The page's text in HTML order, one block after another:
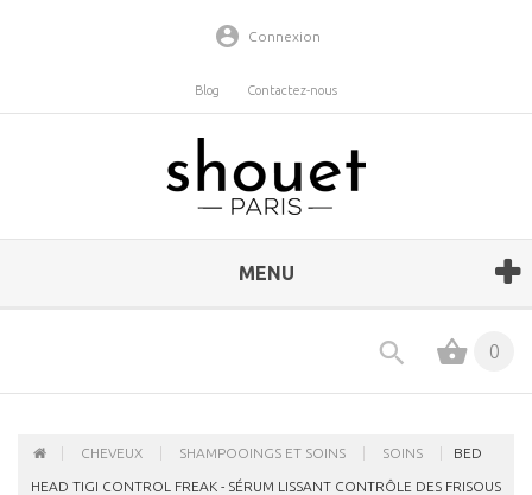
Connexion
Blog Contactez-nous
MENU
0
CHEVEUX SHAMPOOINGS ET SOINS SOINS BED
HEAD TIGI CONTROL FREAK - SÉRUM LISSANT CONTRÔLE DES FRISOUS